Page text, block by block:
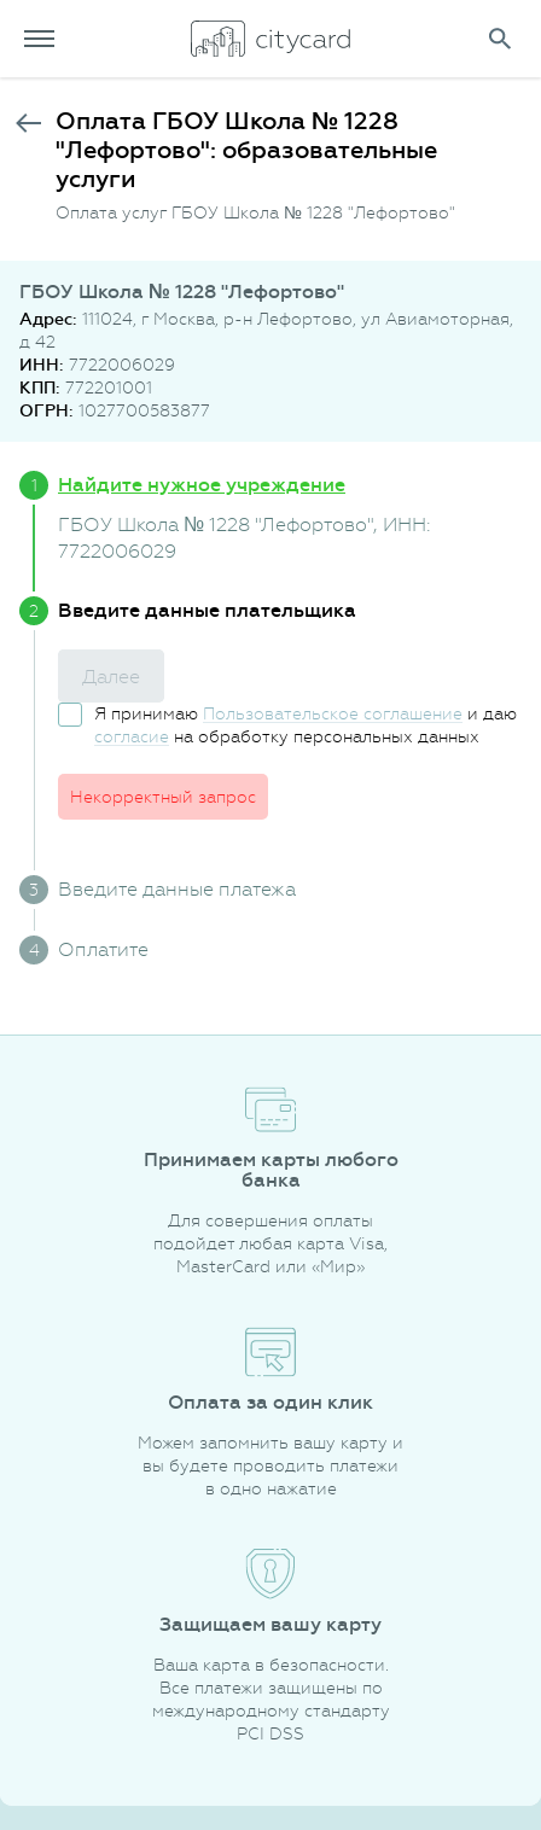
Оплата ГБОУ Школа № 1228
"Лефортово": образовательные
услуги
Оплата услуг ГБОУ Школа № 1228 "Лефортово"
ГБОУ Школа № 1228 "Лефортово"
Адрес: 111024, г Москва, р-н Лефортово, ул Авиамоторная,
д 42
ИНН: 7722006029
КПП: 772201001
ОГРН: 1027700583877
Найдите нужное учреждение
ГБОУ Школа № 1228 "Лефортово", ИНН:
7722006029
Введите данные плательщика
Далее
Я принимаю Пользовательское соглашение и даю
согласие на обработку персональных данных
Некорректный запрос
Введите данные платежа
Оплатите
Принимаем карты любого
банка
Для совершения оплаты
подойдет любая карта Visa,
MasterCard или «Мир»
Оплата за один клик
Можем запомнить вашу карту и
вы будете проводить платежи
в одно нажатие
Защищаем вашу карту
Ваша карта в безопасности.
Все платежи защищены по
международному стандарту
PCI DSS